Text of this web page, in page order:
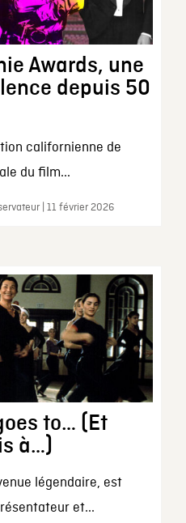
Awards, une
depuis 50
californienne de
du film...
| 11 février 2026
to… (Et
à…)
légendaire, est
et...